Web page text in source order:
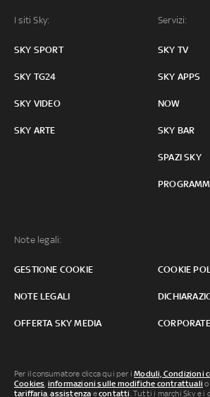
I siti Sky:
SKY SPORT
SKY TG24
SKY VIDEO
SKY ARTE
Servizi:
SKY TV
SKY APPS
NOW
SKY BAR
SPAZI SKY
Note legali:
GESTIONE COOKIE COOKIE
NOTE LEGALI
OFFERTA SKY MEDIA CORPORATE
Per il consumatore clicca qui per iModuli, Condizioni
Cookies informazioni sulle modifiche contrattuali
tariffaria ,assistenza econtatti . Tutti i marchi Sky